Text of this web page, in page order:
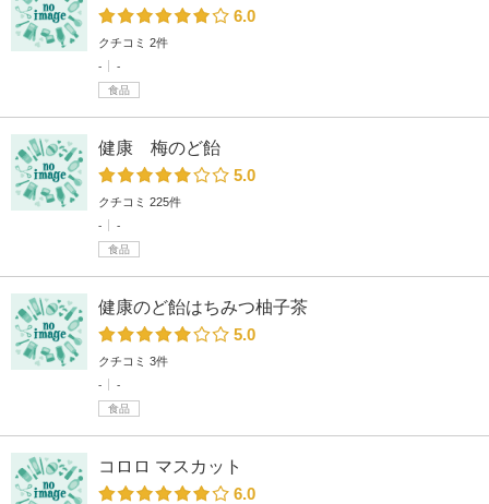
6.0
クチコミ 2件
-
-
食品
健康 梅のど飴
5.0
クチコミ 225件
-
-
食品
健康のど飴はちみつ柚子茶
5.0
クチコミ 3件
-
-
食品
コロロ マスカット
6.0